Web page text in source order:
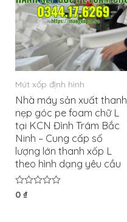
Mút xốp định hình
Nhà máy sản xuất thanh
nẹp góc pe foam chữ L
tại KCN Đình Trám Bắc
Ninh – Cung cấp số
lượng lớn thanh xốp L
theo hình dạng yêu cầu
Được
0₫